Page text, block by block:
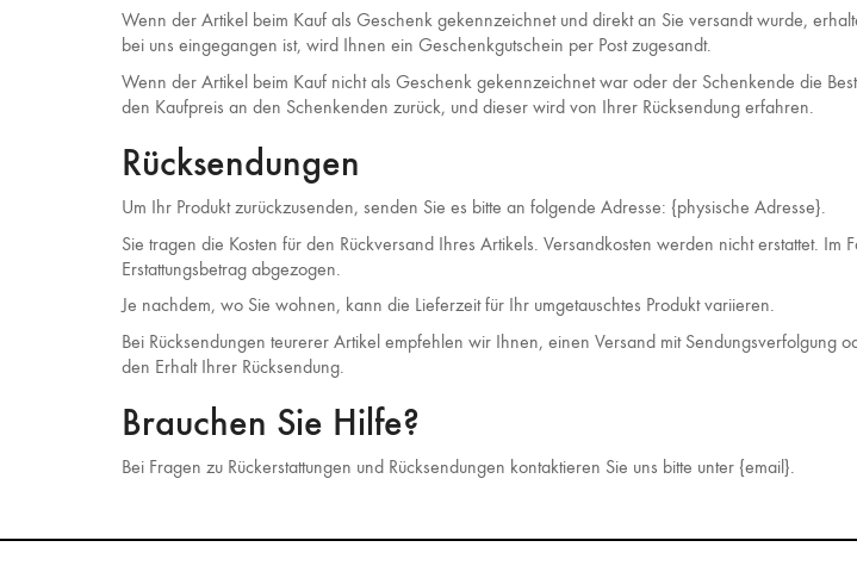
Wenn der Artikel beim Kauf als Geschenk gekennzeichnet und direkt an Sie versandt wurde,
bei uns eingegangen ist, wird Ihnen ein Geschenkgutschein per Post zugesandt.
Wenn der Artikel beim Kauf nicht als Geschenk gekennzeichnet war oder der Schenkende die
den Kaufpreis an den Schenkenden zurück, und dieser wird von Ihrer Rücksendung erfahren.
Rücksendungen
Um Ihr Produkt zurückzusenden, senden Sie es bitte an folgende Adresse: {physische Adresse}.
Sie tragen die Kosten für den Rückversand Ihres Artikels. Versandkosten werden nicht erstattet.
Erstattungsbetrag abgezogen.
Je nachdem, wo Sie wohnen, kann die Lieferzeit für Ihr umgetauschtes Produkt variieren.
Bei Rücksendungen teurerer Artikel empfehlen wir Ihnen, einen Versand mit
den Erhalt Ihrer Rücksendung.
Brauchen Sie Hilfe?
Bei Fragen zu Rückerstattungen und Rücksendungen kontaktieren Sie uns bitte unter {email}.